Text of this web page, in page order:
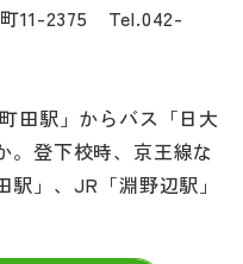
11-2375 Tel.042-
田駅」からバス「日大
。登下校時、京王線な
」、JR「淵野辺駅」